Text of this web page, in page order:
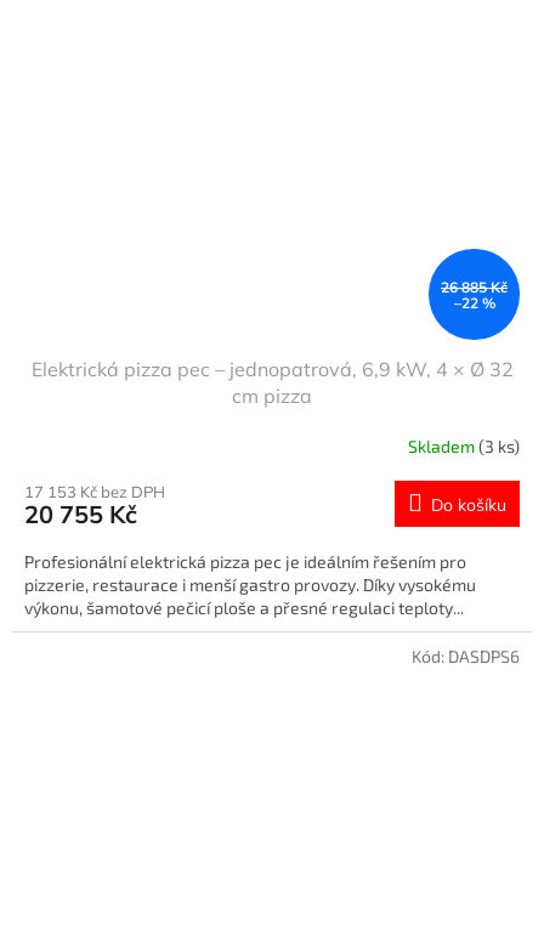
26 885 Kč
–22 %
Elektrická pizza pec – jednopatrová, 6,9 kW, 4 × Ø 32
cm pizza
Skladem(3 ks)
17 153 Kč bez DPH
20 755 Kč Do košíku
Profesionální elektrická pizza pec je ideálním řešením pro
pizzerie, restaurace i menší gastro provozy. Díky vysokému
výkonu, šamotové pečicí ploše a přesné regulaci teploty...
Kód: DASDPS6